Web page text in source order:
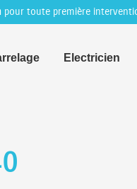
pour toute première
Electricien